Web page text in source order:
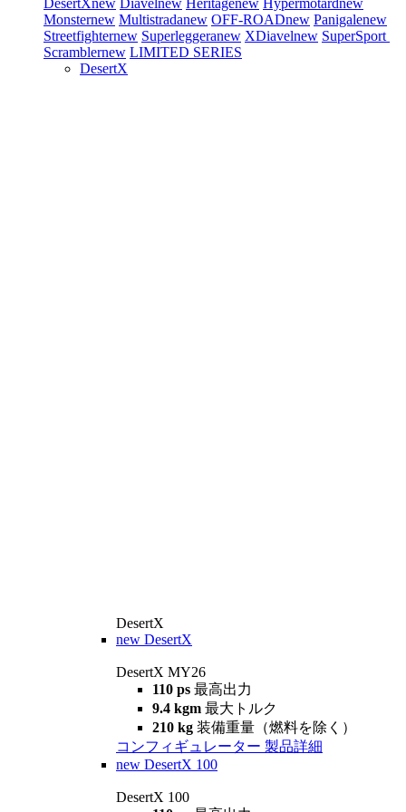
DesertXnew Diavelnew Heritagenew Hypermotardnew
Monsternew Multistradanew OFF-ROADnew Panigalenew
Streetfighternew Superleggeranew XDiavelnew SuperSport
Scramblernew LIMITED SERIES
DesertX
DesertX
new DesertX
DesertX MY26
110 ps 最高出力
9.4 kgm 最大トルク
210 kg 装備重量（燃料を除く）
コンフィギュレーター 製品詳細
new DesertX 100
DesertX 100